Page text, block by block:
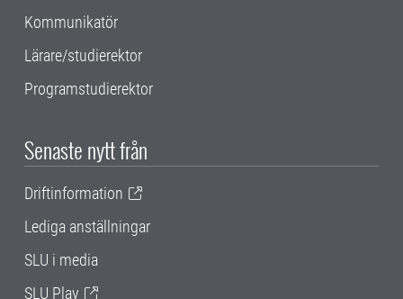
Kommunikatör
Lärare/studierektor
Programstudierektor
Senaste nytt från
Driftinformation
Lediga anställningar
SLU i media
SLU Play